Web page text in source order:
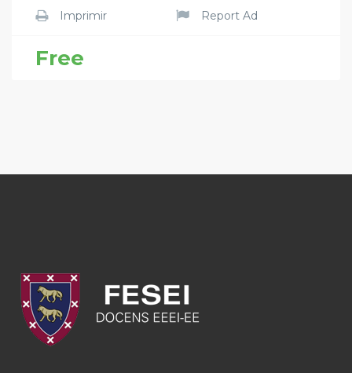
Imprimir
Report Ad
Free